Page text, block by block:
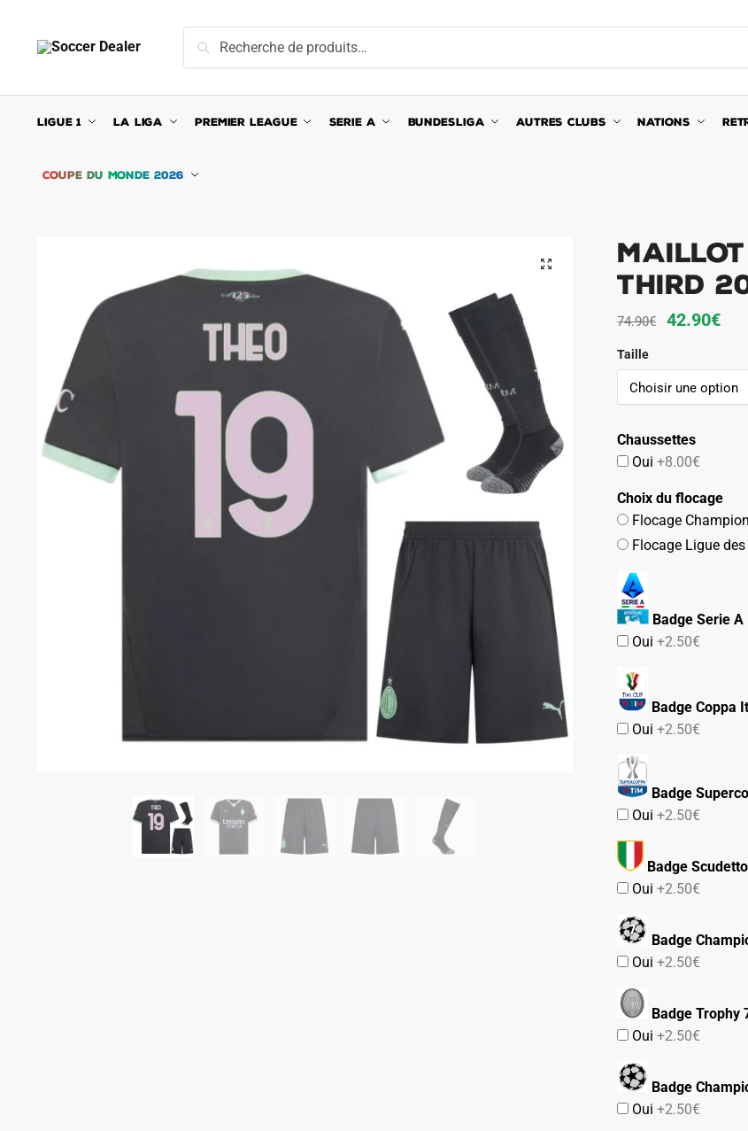
navigation
content
pour :
Recherche
LIGUE 1 LA LIGA PREMIER LEAGUE SERIE A BUNDESLIGA AUTRES CLUBS NATIONS
COUPE DU MONDE 2026
🔍
Maillot
Third
74.90€
Le
initial
était :
42.90€Le
est :
Taille
Chaussettes
Oui+8.00€
Choix du flocage
Flocage
Flocage Ligue
Badge Serie A
Oui+2.50€
Badge Coppa
Oui+2.50€
Badge
Oui+2.50€
Badge Scudetto
Oui+2.50€
Badge
Oui+2.50€
Badge Trophy
Oui+2.50€
Badge
Oui+2.50€